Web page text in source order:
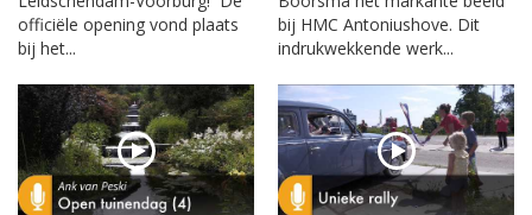
officiële opening vond plaats
bij het...
bij HMC Antoniushove. Dit
indrukwekkende werk...